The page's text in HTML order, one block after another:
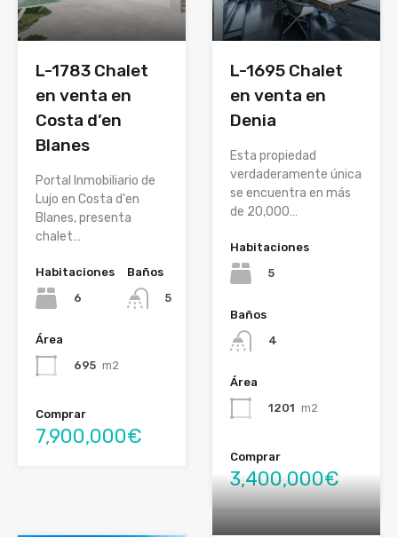
L-1783 Chalet
en venta en
Costa d’en
Blanes
Portal Inmobiliario de
Lujo en Costa d'en
Blanes, presenta
chalet…
Habitaciones
6
Baños
5
Área
695 m2
Comprar
7,900,000€
L-1695 Chalet
en venta en
Denia
Esta propiedad
verdaderamente única
se encuentra en más
de 20,000…
Habitaciones
5
Baños
4
Área
1201 m2
Comprar
3,400,000€